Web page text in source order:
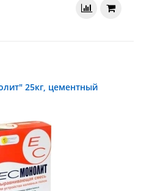
25кг, цементный